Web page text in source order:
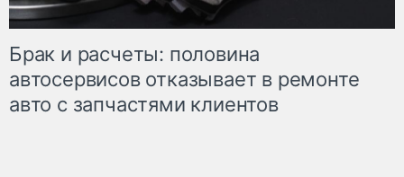
Брак и расчеты: половина
автосервисов отказывает в ремонте
авто с запчастями клиентов